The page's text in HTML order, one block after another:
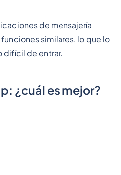
de mensajería
similares, lo que lo
difícil de entrar.
¿cuál es mejor?